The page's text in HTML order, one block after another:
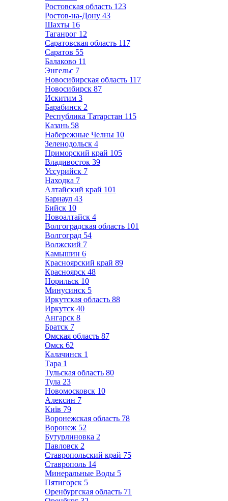
Ростовская область 123
Ростов-на-Дону 43
Шахты 16
Таганрог 12
Саратовская область 117
Саратов 55
Балаково 11
Энгельс 7
Новосибирская область 117
Новосибирск 87
Искитим 3
Барабинск 2
Республика Татарстан 115
Казань 58
Набережные Челны 10
Зеленодольск 4
Приморский край 105
Владивосток 39
Уссурийск 7
Находка 7
Алтайский край 101
Барнаул 43
Бийск 10
Новоалтайск 4
Волгоградская область 101
Волгоград 54
Волжский 7
Камышин 6
Красноярский край 89
Красноярск 48
Норильск 10
Минусинск 5
Иркутская область 88
Иркутск 40
Ангарск 8
Братск 7
Омская область 87
Омск 62
Калачинск 1
Тара 1
Тульская область 80
Тула 23
Новомосковск 10
Алексин 7
Київ 79
Воронежская область 78
Воронеж 52
Бутурлиновка 2
Павловск 2
Ставропольский край 75
Ставрополь 14
Минеральные Воды 5
Пятигорск 5
Оренбургская область 71